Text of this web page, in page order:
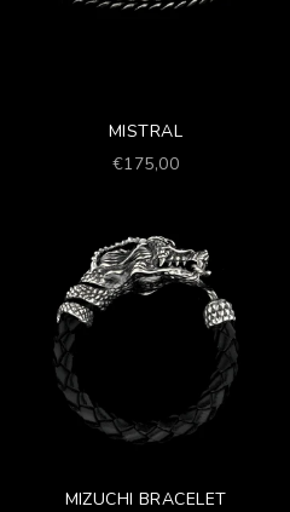
MISTRAL
Prezzo scontato
€175,00
MIZUCHI BRACELET